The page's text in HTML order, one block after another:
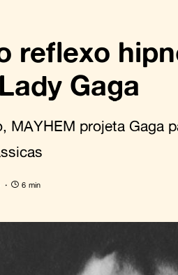
reflexo
Gaga
MAYHEM projeta Gaga
6 min